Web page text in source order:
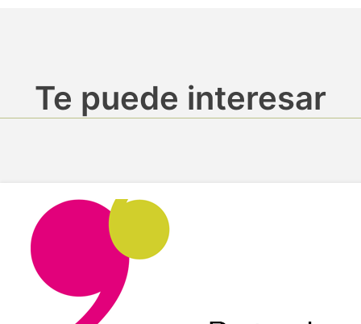
Te puede interesar